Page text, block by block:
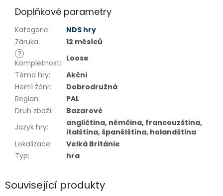
Doplňkové parametry
Kategorie:
NDS hry
Záruka:
12 měsíců
?
Kompletnost: Loose
Téma hry:
Akční
Herní žánr:
Dobrodružná
Region:
PAL
Druh zboží:
Bazarové
Jazyk hry:
angličtina, němčina, francouzština,
italština, španělština, holandština
Lokalizace:
Velká Británie
Typ: hra
Související produkty